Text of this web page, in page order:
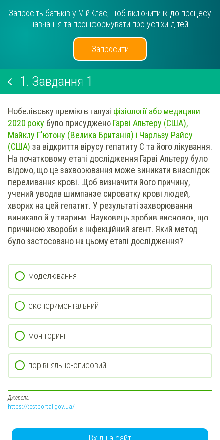
Запросіть батьків у МійКлас, щоб включити їх до процесу
навчання та проінформувати про успіхи дітей.
Запросити
1. Завдання 1
Нобелівську премію в галузі фізіології або медицини
2020 року було присуджено Гарві Альтеру (США),
Майклу Г'ютону (Велика Британія) і Чарльзу Райсу
(США) за відкриття вірусу гепатиту С та його лікування.
На початковому етапі дослідження Гарві Альтеру було
відомо, що це захворювання може виникати внаслідок
переливання крові. Щоб визначити його причину,
учений уводив шимпанзе сироватку крові людей,
хворих на цей гепатит. У результаті захворювання
виникало й у тварини. Науковець зробив висновок, що
причиною хвороби є інфекційний агент. Який метод
було застосовано на цьому етапі дослідження?
моделювання
експериментальний
моніторинг
порівняльно-описовий
Джерела:
https://testportal.gov.ua/
Вхід на сайт